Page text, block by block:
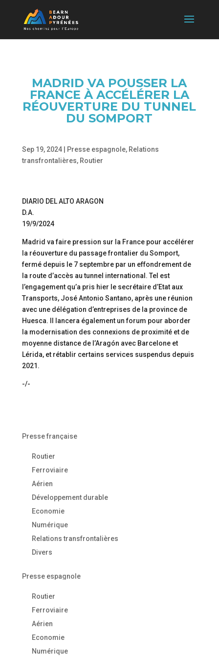
MADRID VA POUSSER LA
FRANCE À ACCÉLÉRER LA
RÉOUVERTURE DU TUNNEL
DU SOMPORT
Sep 19, 2024| Presse espagnole, Relations
transfrontalières, Routier
DIARIO DEL ALTO ARAGON
D.A.
19/9/2024
Madrid va faire pression sur la France pour accélérer
la réouverture du passage frontalier du Somport,
fermé depuis le 7 septembre par un effondrement de
la route d’accès au tunnel international. Tel est
l’engagement qu’a pris hier le secrétaire d’Etat aux
Transports, José Antonio Santano, après une réunion
avec une délégation d’entreprises de la province de
Huesca. Il lancera également un forum pour aborder
la modernisation des connexions de proximité et de
moyenne distance de l’Aragón avec Barcelone et
Lérida, et rétablir certains services suspendus depuis
2021.
-/-
Presse française
Routier
Ferroviaire
Aérien
Développement durable
Economie
Numérique
Relations transfrontalières
Divers
Presse espagnole
Routier
Ferroviaire
Aérien
Economie
Numérique